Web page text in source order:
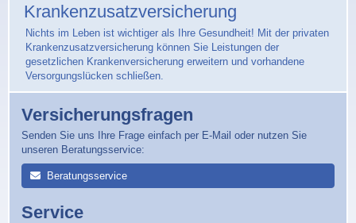
Krankenzusatzversicherung
Nichts im Leben ist wichtiger als Ihre Gesundheit! Mit der privaten
Krankenzusatzversicherung können Sie Leistungen der
gesetzlichen Krankenversicherung erweitern und vorhandene
Versorgungslücken schließen.
Versicherungsfragen
Senden Sie uns Ihre Frage einfach per E-Mail oder nutzen Sie
unseren Beratungsservice:
Beratungsservice
Service